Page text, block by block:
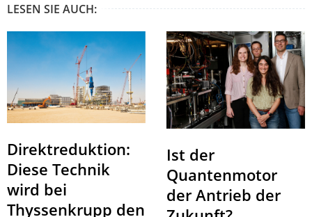
LESEN SIE AUCH:
Direktreduktion:
Diese Technik
wird bei
Thyssenkrupp den
Ist der
Quantenmotor
der Antrieb der